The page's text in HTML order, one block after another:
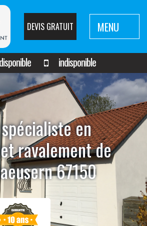
DEVIS GRATUIT MENU
indisponible
en
ravalement de
67150